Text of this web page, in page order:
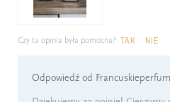
Czy ta opinia była pomocna? TAK NIE
Odpowiedź od